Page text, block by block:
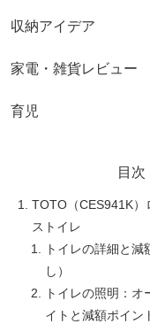
収納アイデア
家電・雑貨レビュー
育児
目次
TOTO（CES941K）
ストイレ
トイレの詳細と
し）
トイレの照明：オ
イトと減額ポイン